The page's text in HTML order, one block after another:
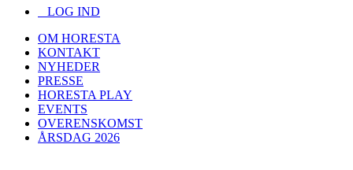
LOG IND
OM HORESTA
KONTAKT
NYHEDER
PRESSE
HORESTA PLAY
EVENTS
OVERENSKOMST
ÅRSDAG 2026